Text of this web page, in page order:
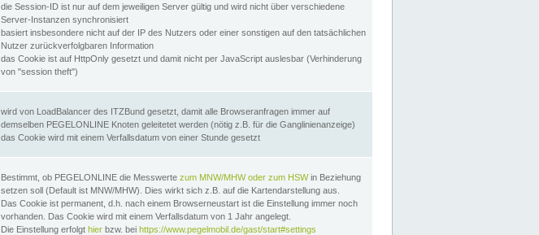
die Session-ID ist nur auf dem jeweiligen Server gültig und wird nicht über verschiedene
Server-Instanzen synchronisiert
basiert insbesondere nicht auf der IP des Nutzers oder einer sonstigen auf den tatsächlichen
Nutzer zurückverfolgbaren Information
das Cookie ist auf HttpOnly gesetzt und damit nicht per JavaScript auslesbar (Verhinderung
von "session theft")
wird von LoadBalancer des ITZBund gesetzt, damit alle Browseranfragen immer auf
demselben PEGELONLINE Knoten geleitetet werden (nötig z.B. für die Ganglinienanzeige)
das Cookie wird mit einem Verfallsdatum von einer Stunde gesetzt
Bestimmt, ob PEGELONLINE die Messwerte zum MNW/MHW oder zum HSWin Beziehung
setzen soll (Default ist MNW/MHW). Dies wirkt sich z.B. auf die Kartendarstellung aus.
Das Cookie ist permanent, d.h. nach einem Browserneustart ist die Einstellung immer noch
vorhanden. Das Cookie wird mit einem Verfallsdatum von 1 Jahr angelegt.
Die Einstellung erfolgt hier bzw. bei https://www.pegelmobil.de/gast/start#settings